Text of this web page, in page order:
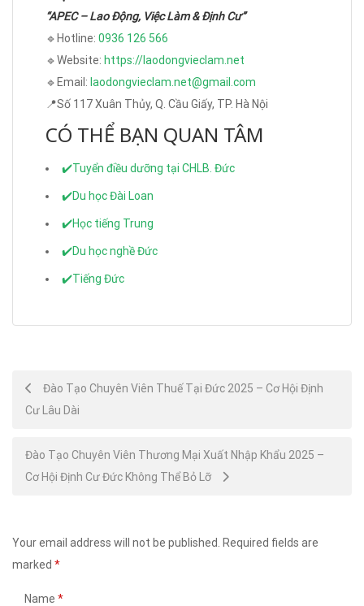
“APEC – Lao Động, Việc Làm & Định Cư”
🔹Hotline: 0936 126 566
🔹Website: https://laodongvieclam.net
🔹Email: laodongvieclam.net@gmail.com
📍Số 117 Xuân Thủy, Q. Cầu Giấy, TP. Hà Nội
CÓ THỂ BẠN QUAN TÂM
✔️Tuyển điều dưỡng tại CHLB. Đức
✔️Du học Đài Loan
✔️Học tiếng Trung
✔️Du học nghề Đức
✔️Tiếng Đức
Post
navigation
Đào Tạo Chuyên Viên Thuế Tại Đức 2025 – Cơ Hội Định
Cư Lâu Dài
Đào Tạo Chuyên Viên Thương Mại Xuất Nhập Khẩu 2025 –
Cơ Hội Định Cư Đức Không Thể Bỏ Lỡ
Your email address will not be published.
Required fields are
marked *
Name *